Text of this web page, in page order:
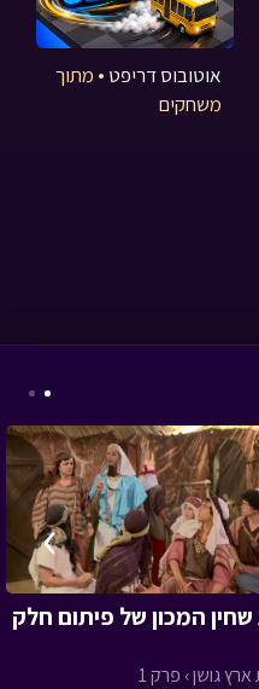
אוטובוס דריפט • מתוך
משחקים
המסע לבר המצווה -
פרק רביעי• מתוך
המסע לבר המצווה
שחין המכון של פיתום חלק
גושן › פרק 1
›